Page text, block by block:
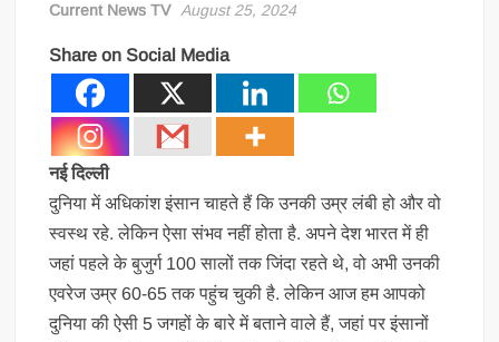
Current News TV August 25, 2024
Share on Social Media
नई दिल्ली
दुनिया में अधिकांश इंसान चाहते हैं कि उनकी उम्र लंबी हो और वो
स्वस्थ रहे. लेकिन ऐसा संभव नहीं होता है. अपने देश भारत में ही
जहां पहले के बुजुर्ग 100 सालों तक जिंदा रहते थे, वो अभी उनकी
एवरेज उम्र 60-65 तक पहुंच चुकी है. लेकिन आज हम आपको
दुनिया की ऐसी 5 जगहों के बारे में बताने वाले हैं, जहां पर इंसानों